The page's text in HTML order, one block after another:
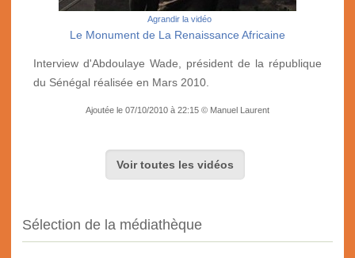
Agrandir la vidéo
Le Monument de La Renaissance Africaine
Interview d'Abdoulaye Wade, président de la république
du Sénégal réalisée en Mars 2010.
Ajoutée le 07/10/2010 à 22:15 © Manuel Laurent
Voir toutes les vidéos
Sélection de la médiathèque